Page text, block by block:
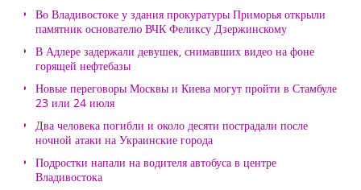
Во Владивостоке у здания прокуратуры Приморья открыли
памятник основателю ВЧК Феликсу Дзержинскому
В Адлере задержали девушек, снимавших видео на фоне
горящей нефтебазы
Новые переговоры Москвы и Киева могут пройти в Стамбуле
23 или 24 июля
Два человека погибли и около десяти пострадали после
ночной атаки на Украинские города
Подростки напали на водителя автобуса в центре
Владивостока